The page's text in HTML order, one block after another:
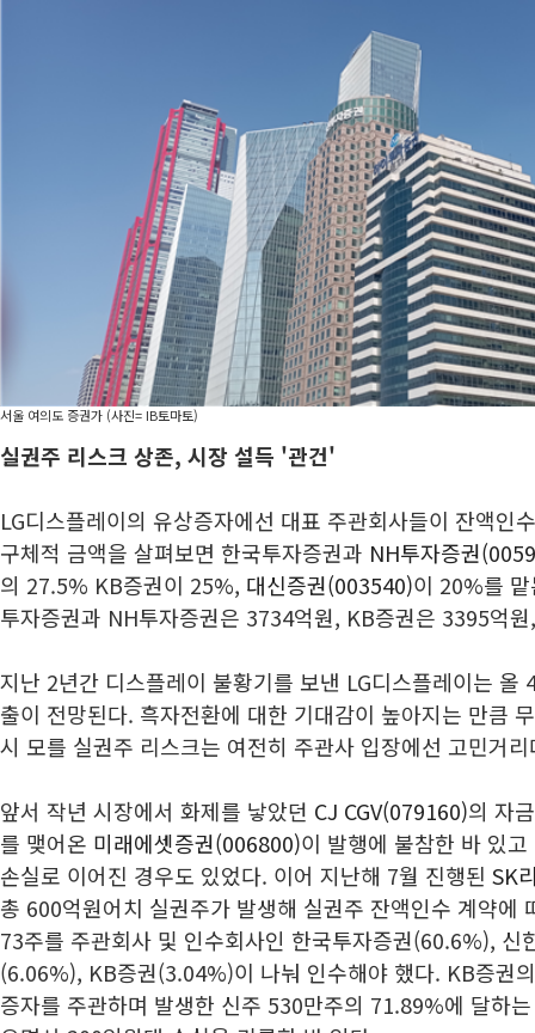
서울 여의도 증권가 (사진= IB토마토)
실권주 리스크 상존, 시장 설득 '관건'
LG디스플레이의 유상증자에선 대표 주관회사들이 잔액인
구체적 금액을 살펴보면 한국투자증권과 NH투자증권
의 27.5% KB증권이 25%, 대신증권(003540)이 20%를
투자증권과 NH투자증권은 3734억원, KB증권은 3395억
지난 2년간 디스플레이 불황기를 보낸 LG디스플레이는 올
출이 전망된다. 흑자전환에 대한 기대감이 높아지는 만큼
시 모를 실권주 리스크는 여전히 주관사 입장에선 고민거리
앞서 작년 시장에서 화제를 낳았던 CJ CGV(079160)의 자
를 맺어온 미래에셋증권(006800)이 발행에 불참한 바 있
손실로 이어진 경우도 있었다. 이어 지난해 7월 진행된 SK
총 600억원어치 실권주가 발생해 실권주 잔액인수 계약에
73주를 주관회사 및 인수회사인 한국투자증권(60.6%), 신
(6.06%), KB증권(3.04%)이 나눠 인수해야 했다. KB증권
증자를 주관하며 발생한 신주 530만주의 71.89%에 달하